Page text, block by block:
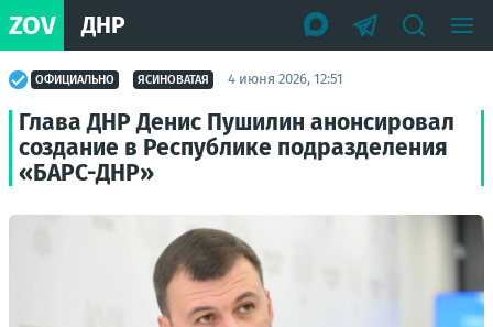
ZOV ДНР
ОФИЦИАЛЬНО ЯСИНОВАТАЯ 4 июня 2026, 12:51
Глава ДНР Денис Пушилин анонсировал
создание в Республике подразделения
«БАРС-ДНР»